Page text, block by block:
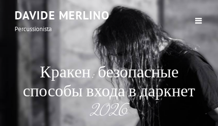
DAVIDE MERLINO
Percussionista
Кракен: безопасные
способы входа в даркнет
2026